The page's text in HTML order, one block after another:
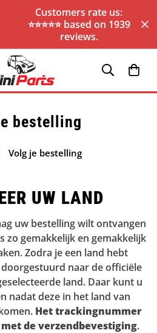
Customers rate us:
⭐️⭐️⭐️⭐️⭐️ based on 1939
reviews.
bestelling
Volg je bestelling
UW LAND
uw bestelling wilt ontvangen
zo gemakkelijk en gemakkelijk
Zodra je een land hebt
naar de officiële
land. Daar kunt u
nadat deze in het land van
Het trackingnummer
de verzendbevestiging.